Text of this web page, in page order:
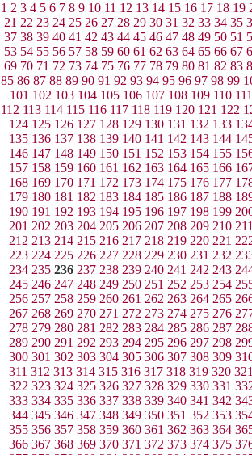
1 2 3 4 5 6 7 8 9 10 11 12 13 14 15 16 17 18 19
21 22 23 24 25 26 27 28 29 30 31 32 33 34 35
37 38 39 40 41 42 43 44 45 46 47 48 49 50 51
53 54 55 56 57 58 59 60 61 62 63 64 65 66 67
69 70 71 72 73 74 75 76 77 78 79 80 81 82 83
85 86 87 88 89 90 91 92 93 94 95 96 97 98 99
101 102 103 104 105 106 107 108 109 110 111
112 113 114 115 116 117 118 119 120 121 122
124 125 126 127 128 129 130 131 132 133
135 136 137 138 139 140 141 142 143 144
146 147 148 149 150 151 152 153 154 155
157 158 159 160 161 162 163 164 165 166
168 169 170 171 172 173 174 175 176 177
179 180 181 182 183 184 185 186 187 188
190 191 192 193 194 195 196 197 198 199
201 202 203 204 205 206 207 208 209 210
212 213 214 215 216 217 218 219 220 221
223 224 225 226 227 228 229 230 231 232
234 235 236 237 238 239 240 241 242 243
245 246 247 248 249 250 251 252 253 254
256 257 258 259 260 261 262 263 264 265
267 268 269 270 271 272 273 274 275 276
278 279 280 281 282 283 284 285 286 287
289 290 291 292 293 294 295 296 297 298
300 301 302 303 304 305 306 307 308 309
311 312 313 314 315 316 317 318 319 320
322 323 324 325 326 327 328 329 330 331
333 334 335 336 337 338 339 340 341 342
344 345 346 347 348 349 350 351 352 353
355 356 357 358 359 360 361 362 363 364
366 367 368 369 370 371 372 373 374 375